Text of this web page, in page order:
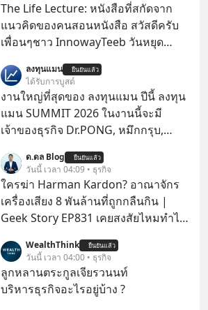
The Life Lecture: หนังสือที่สกัดจาก
แนวคิดของคนสอนหนังสือ สวัสดีครับ
เพื่อนๆชาว InnowayTeeb วันหยุด
สนใจจบแล้วเกิดคำถามว่า
ลงทุนแมน ยืนยันแล้ว
ได้รับการบูสต์
งานใหญ่ที่สุดของ ลงทุนแมน ปีนี้ ลงทุน
แมน SUMMIT 2026 ในงานนี้จะมี
เจ้าของธุรกิจ Dr.PONG, หมึกกรุบ,
Fastwork, MizuMi, KARMART, อิชิตัน
มาแชร์ความรู้การสร้างธุรกิจ
ด.ดล Blog ยืนยันแล้ว
วันนี้ เวลา 04:09 • ธุรกิจ
ใครฆ่า Harman Kardon? อาณาจักร
เครื่องเสียง 8 พันล้านที่ถูกกลืนกิน |
Geek Story EP831 เคยสงสัยไหมทำไม
กล่องมือถือ? หรือลำโพง JBL ถึงวางขาย
เกลื่อนตามห้างทั่วไป? ทั้งที่จริง ๆ แล้ว
ชื่อเหล่านี้คือ “ตำนาน” ระดับเทพที่นัก
เล่นเครื่องเสียงยุคก่อนยอมจ่ายเงินหลัก
WealthThink ยืนยันแล้ว
วันนี้ เวลา 04:00 • ธุรกิจ
ลูกหลานตระกูลเจียรวนนท์
บริหารธุรกิจอะไรอยู่บ้าง ?